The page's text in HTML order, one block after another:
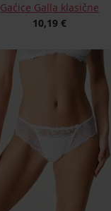
Gaćice Galla klasične
10,19 €